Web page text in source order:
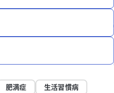
肥満症
生活習慣病